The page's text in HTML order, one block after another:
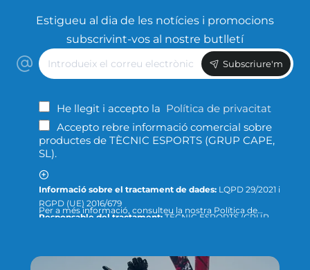
Estigueu al dia de les notícies i promocions
subscrivint-vos al nostre butlletí
Introdueix
el
correu
Subscriure'm
He llegit i accepto la Política de privacitat
Accepto rebre informació comercial sobre
productes de TÈCNIC ESPORTS (GRUP CAPE,
SL).
Informació sobre el tractament de dades: LQPD 29/2021 i
RGPD (UE) 2016/679
Responsable del tractament:TÈCNIC ESPORTS (GRUP
Legitimació:Consentiment de la persona interessada.
Per a més informació, consulteu la nostra Política de